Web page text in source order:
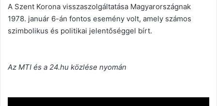
A Szent Korona visszaszolgáltatása Magyarországnak
1978. január 6-án fontos esemény volt, amely számos
szimbolikus és politikai jelentőséggel bírt.
Az MTI és a 24.hu közlése nyomán